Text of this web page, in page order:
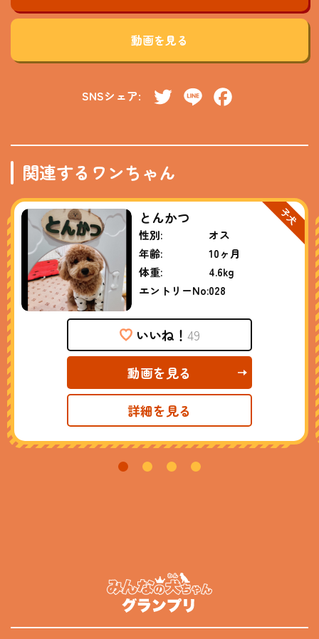
動画を見る
SNSシェア: TwitterLine
関連するワンちゃん
とんかつ
性別:
オス
年齢:
10ヶ月
体重:
4.6kg
エントリーNo:028
いいね！ 49
動画を見る
詳細を見る